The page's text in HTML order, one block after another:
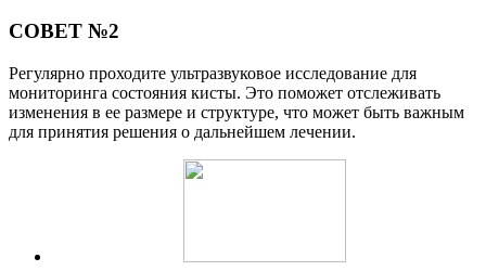
СОВЕТ №2
Регулярно проходите ультразвуковое исследование для
мониторинга состояния кисты. Это поможет отслеживать
изменения в ее размере и структуре, что может быть важным
для принятия решения о дальнейшем лечении.